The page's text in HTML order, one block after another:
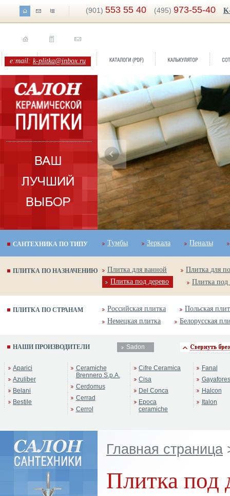
(901) 553 55 40 (495) 973-55-40
e:mail: k-plitka@inbox.ru
САНТЕХНИКА ПО ТИПУ Тумбы Зеркала Пеналы
ПЛИТКА ПО НАЗНАЧЕНИЮ Плитка для ванной
Плитка для
Плитка под дерево
Плитка под
ПЛИТКА ПО СТРАНАМ Российская плитка
Польская
Немецкая плитка
Белорусская
НАШИ ПРОИЗВОДИТЕЛИ Sadon
Aparici
Azuliber
Belani
Bestile
Ceramiche
Brennero S.p.A.
Cerdomus
Cerrad
Cerrol
Cifre Ceramica
Cisa
Del Conca
Epoca
ceramiche
Fanal
Gayafores
Halcon
Italon
Главная страница
Плитка под